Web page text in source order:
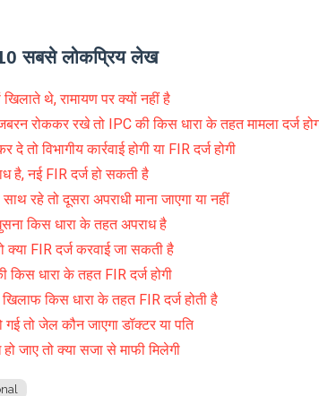
सबसे लोकप्रिय लेख
थे, रामायण पर क्यों नहीं है
रोककर रखे तो IPC की किस धारा के तहत मामला दर्ज
तो विभागीय कार्रवाई होगी या FIR दर्ज होगी
है, नई FIR दर्ज हो सकती है
रहे तो दूसरा अपराधी माना जाएगा या नहीं
किस धारा के तहत अपराध है
क्या FIR दर्ज करवाई जा सकती है
धारा के तहत FIR दर्ज होगी
किस धारा के तहत FIR दर्ज होती है
गई तो जेल कौन जाएगा डॉक्टर या पति
जाए तो क्या सजा से माफी मिलेगी